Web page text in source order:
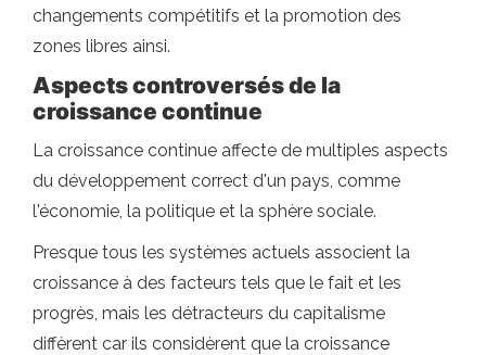
changements compétitifs et la promotion des
zones libres ainsi.
Aspects controversés de la
croissance continue
La croissance continue affecte de multiples aspects
du développement correct d'un pays, comme
l'économie, la politique et la sphère sociale.
Presque tous les systèmes actuels associent la
croissance à des facteurs tels que le fait et les
progrès, mais les détracteurs du capitalisme
diffèrent car ils considèrent que la croissance